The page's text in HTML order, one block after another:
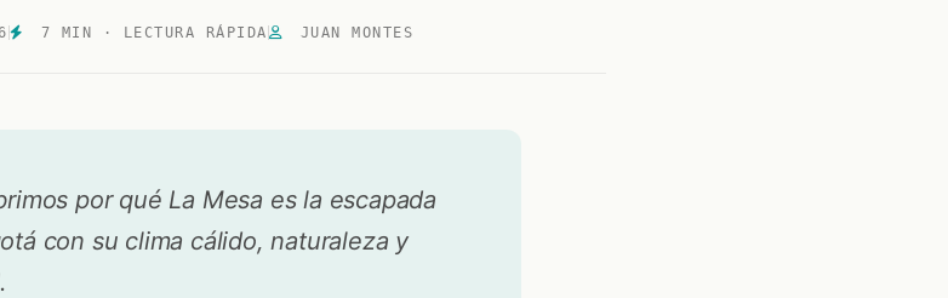
7 MIN · LECTURA RÁPIDA JUAN MONTES
por qué La Mesa es la escapada
con su clima cálido, naturaleza y